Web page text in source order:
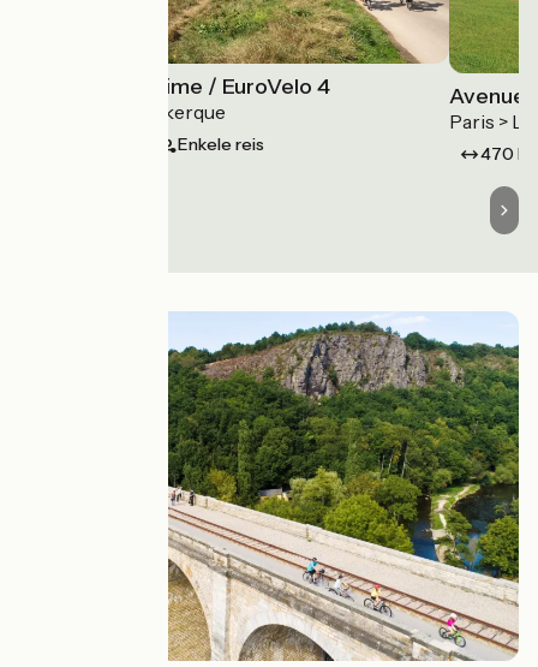
La Vélomaritime / EuroVelo 4
Roscoff > Dunkerque
Enkele reis
Avenue
Paris >
470